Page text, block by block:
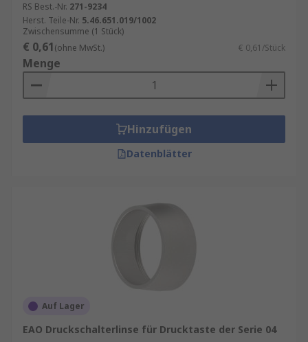
sicherzustellen, dass Geräte sicher und effektiv
funktionieren.
RS Best.-Nr. 271-9234
Herst. Teile-Nr. 5.46.651.019/1002
Zwischensumme (1 Stück)
€ 0,61(ohne MwSt.) € 0,61/Stück
Menge
Hinzufügen
Datenblätter
Auf Lager
EAO Druckschalterlinse für Drucktaste der Serie 04